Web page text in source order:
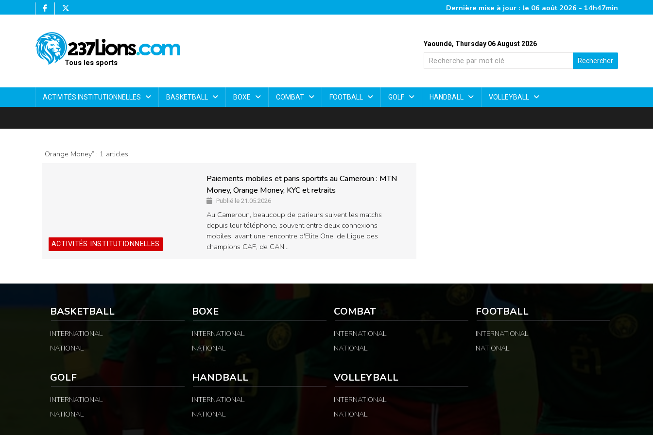
Dernière mise à jour : le 06 août 2026 - 14h47min
Yaoundé, Thursday 06 August 2026
Rechercher
Tous les sports
ACTIVITÉS INSTITUTIONNELLES BASKETBALL BOXE COMBAT FOOTBALL GOLF HANDBALL VOLLEYBALL
“Orange Money” : 1 articles
ACTIVITÉS INSTITUTIONNELLES
Paiements mobiles et paris sportifs au Cameroun : MTN
Money, Orange Money, KYC et retraits
Publié le 21.05.2026
Au Cameroun, beaucoup de parieurs suivent les matchs
depuis leur téléphone, souvent entre deux connexions
mobiles, avant une rencontre d'Elite One, de Ligue des
champions CAF, de CAN…
BASKETBALL
INTERNATIONAL
NATIONAL
BOXE
INTERNATIONAL
NATIONAL
COMBAT
INTERNATIONAL
NATIONAL
FOOTBALL
INTERNATIONAL
NATIONAL
GOLF
INTERNATIONAL
NATIONAL
HANDBALL
INTERNATIONAL
NATIONAL
VOLLEYBALL
INTERNATIONAL
NATIONAL